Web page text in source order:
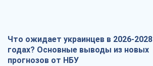
Что ожидает украинцев в 2026-2028
годах? Основные выводы из новых
прогнозов от НБУ